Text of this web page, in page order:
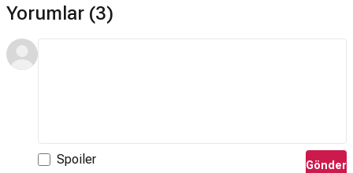
Yorumlar (3)
Spoiler Gönder